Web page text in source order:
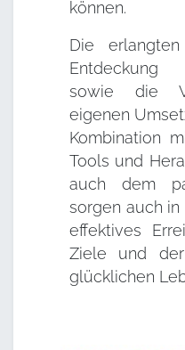
können.
Die
Entdeckung
sowie die
eigenen
Kombination
Tools und
auch dem
sorgen auch
effektives
Ziele und
glücklichen